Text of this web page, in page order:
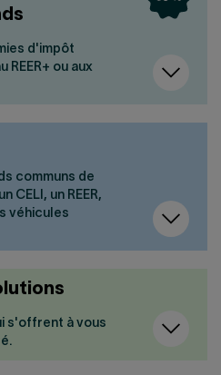
d'impôt
REER+ ou aux
communs de
CELI, un REER,
véhicules
s'offrent à vous